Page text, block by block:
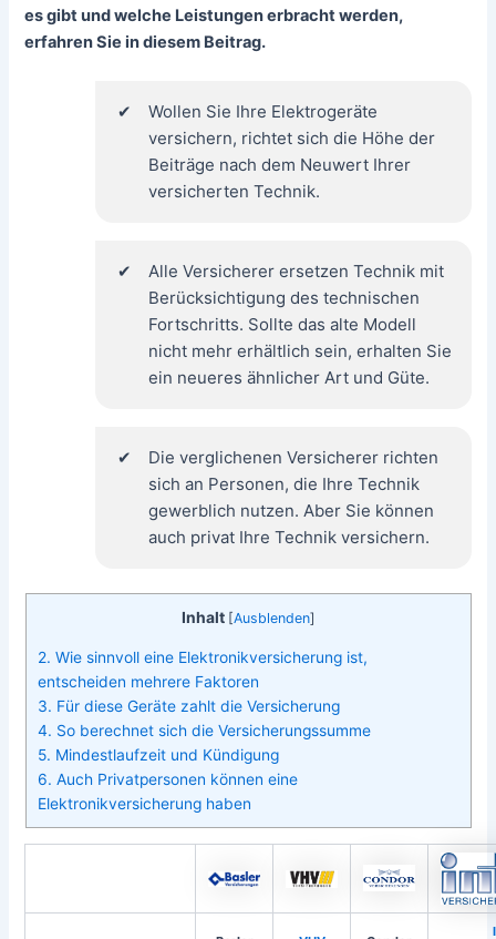
es gibt und welche Leistungen erbracht werden,
erfahren Sie in diesem Beitrag.
Wollen Sie Ihre Elektrogeräte
versichern, richtet sich die Höhe der
Beiträge nach dem Neuwert Ihrer
versicherten Technik.
Alle Versicherer ersetzen Technik mit
Berücksichtigung des technischen
Fortschritts. Sollte das alte Modell
nicht mehr erhältlich sein, erhalten Sie
ein neueres ähnlicher Art und Güte.
Die verglichenen Versicherer richten
sich an Personen, die Ihre Technik
gewerblich nutzen. Aber Sie können
auch privat Ihre Technik versichern.
Inhalt [Ausblenden]
2. Wie sinnvoll eine Elektronikversicherung ist,
entscheiden mehrere Faktoren
3. Für diese Geräte zahlt die Versicherung
4. So berechnet sich die Versicherungssumme
5. Mindestlaufzeit und Kündigung
6. Auch Privatpersonen können eine
Elektronikversicherung haben